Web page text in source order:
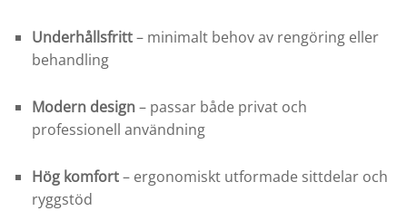
Underhållsfritt– minimalt behov av rengöring eller
behandling
Modern design– passar både privat och
professionell användning
Hög komfort– ergonomiskt utformade sittdelar och
ryggstöd